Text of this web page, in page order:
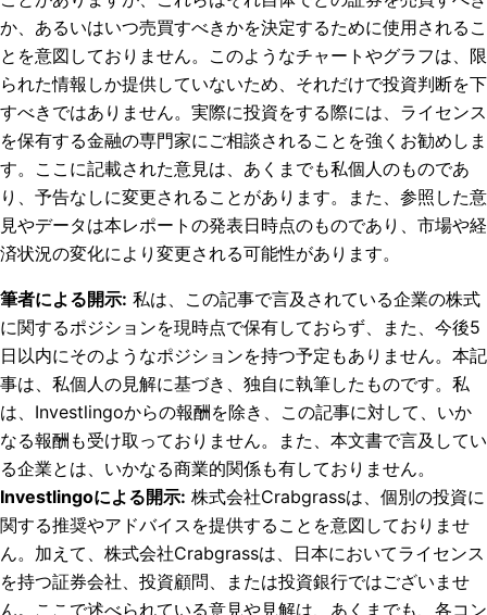
か、あるいはいつ売買すべきかを決定するために使用されるこ
とを意図しておりません。このようなチャートやグラフは、限
られた情報しか提供していないため、それだけで投資判断を下
すべきではありません。実際に投資をする際には、ライセンス
を保有する金融の専門家にご相談されることを強くお勧めしま
す。ここに記載された意見は、あくまでも私個人のものであ
り、予告なしに変更されることがあります。また、参照した意
見やデータは本レポートの発表日時点のものであり、市場や経
済状況の変化により変更される可能性があります。
筆者による開示: 私は、この記事で言及されている企業の株式
に関するポジションを現時点で保有しておらず、また、今後5
日以内にそのようなポジションを持つ予定もありません。 本記
事は、私個人の見解に基づき、独自に執筆したものです。私
は、Investlingoからの報酬を除き、この記事に対して、いか
なる報酬も受け取っておりません。また、本文書で言及してい
る企業とは、いかなる商業的関係も有しておりません。
Investlingoによる開示: 株式会社Crabgrassは、個別の投資に
関する推奨やアドバイスを提供することを意図しておりませ
ん。加えて、株式会社Crabgrassは、日本においてライセンス
を持つ証券会社、投資顧問、または投資銀行ではございませ
ん。ここで述べられている意見や見解は、あくまでも、各コン